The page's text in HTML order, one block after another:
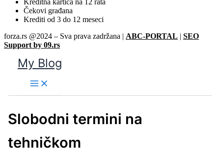
Čekovi građana
Krediti od 3 do 12 meseci
forza.rs @2024 – Sva prava zadržana | ABC-PORTAL | SEO
Support by 09.rs